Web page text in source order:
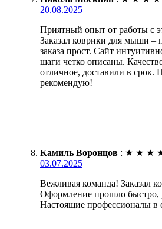
20.08.2025
Приятный опыт от работы с
Заказал коврики для мыши –
заказа прост. Сайт
шаги четко описаны.
отличное, доставили в срок.
рекомендую!
Камиль Воронцов : ★ ★ ★
03.07.2025
Вежливая команда! Заказал
Оформление прошло быстро,
Настоящие профессионалы в